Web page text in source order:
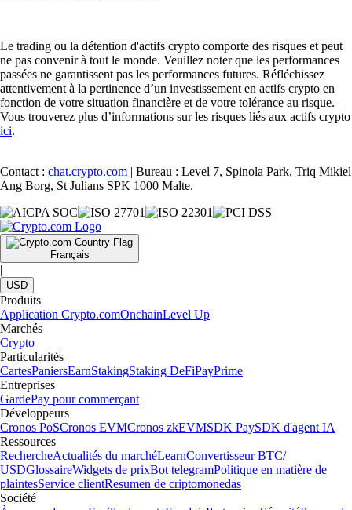
Le trading ou la détention d'actifs crypto comporte des risques et peut
ne pas convenir à tout le monde. Veuillez noter que les performances
passées ne garantissent pas les performances futures. Réfléchissez
attentivement à la pertinence d’un investissement en actifs crypto en
fonction de votre situation financière et de votre tolérance au risque.
Vous trouverez plus d’informations sur les risques liés aux actifs crypto
ici.
Contact : chat.crypto.com | Bureau : Level 7, Spinola Park, Triq Mikiel
Ang Borg, St Julians SPK 1000 Malte.
Français
|
USD
Produits
Application Crypto.comOnchainLevel Up
Marchés
Crypto
Particularités
CartesPaniersEarnStakingStaking DeFiPayPrime
Entreprises
GardePay pour commerçant
Développeurs
Cronos PoSCronos EVMCronos zkEVMSDK PaySDK d'agent IA
Ressources
RechercheActualités du marchéLearnConvertisseur BTC/
USDGlossaireWidgets de prixBot telegramPolitique en matière de
plaintesService clientResumen de criptomonedas
Société